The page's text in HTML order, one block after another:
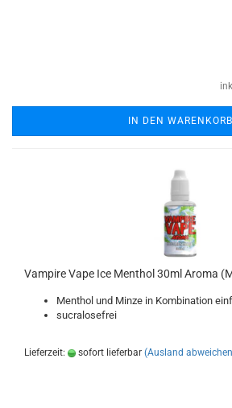
IN DEN WARENKORB
Vampire Vape Ice Menthol 30ml Aroma
Menthol und Minze in Kombination
sucralosefrei
Lieferzeit: sofort lieferbar (Ausland